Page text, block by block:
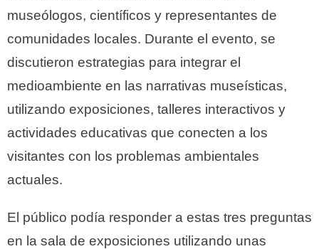
museólogos, científicos y representantes de
comunidades locales. Durante el evento, se
discutieron estrategias para integrar el
medioambiente en las narrativas museísticas,
utilizando exposiciones, talleres interactivos y
actividades educativas que conecten a los
visitantes con los problemas ambientales
actuales.
El público podía responder a estas tres preguntas
en la sala de exposiciones utilizando unas